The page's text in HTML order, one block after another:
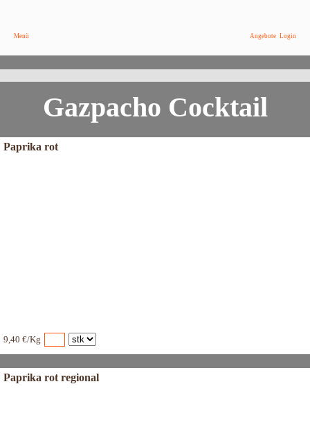
Menü Angebote Login
Gazpacho Cocktail
Paprika rot
9,40 €/Kg
Paprika rot regional